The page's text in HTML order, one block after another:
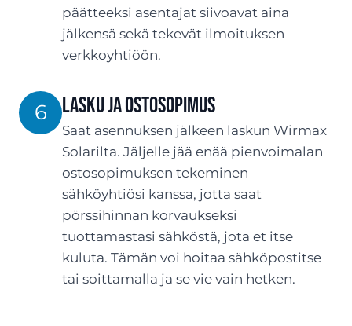
päätteeksi asentajat siivoavat aina
jälkensä sekä tekevät ilmoituksen
verkkoyhtiöön.
6 LASKU JA OSTOSOPIMUS
Saat asennuksen jälkeen laskun Wirmax
Solarilta. Jäljelle jää enää pienvoimalan
ostosopimuksen tekeminen
sähköyhtiösi kanssa, jotta saat
pörssihinnan korvaukseksi
tuottamastasi sähköstä, jota et itse
kuluta. Tämän voi hoitaa sähköpostitse
tai soittamalla ja se vie vain hetken.